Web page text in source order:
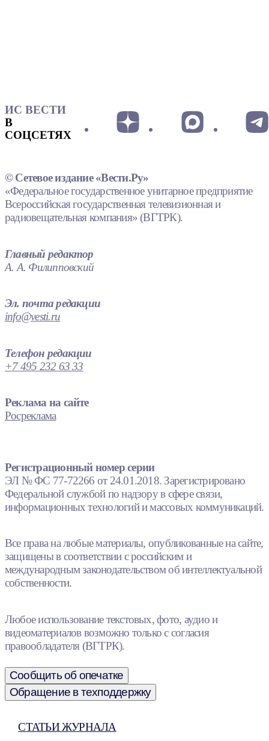
ИС ВЕСТИ
В
СОЦСЕТЯХ
© Сетевое издание «Вести.Ру»
«Федеральное государственное унитарное предприятие
Всероссийская государственная телевизионная и
радиовещательная компания» (ВГТРК).
Главный редактор
А. А. Филипповский
Эл. почта редакции
info@vesti.ru
Телефон редакции
+7 495 232 63 33
Реклама на сайте
Росреклама
Регистрационный номер серии
ЭЛ № ФС 77-72266 от 24.01.2018. Зарегистрировано
Федеральной службой по надзору в сфере связи,
информационных технологий и массовых коммуникаций.
Все права на любые материалы, опубликованные на сайте,
защищены в соответствии с российским и
международным законодательством об интеллектуальной
собственности.
Любое использование текстовых, фото, аудио и
видеоматериалов возможно только с согласия
правообладателя (ВГТРК).
Сообщить об опечатке
Обращение в техподдержку
СТАТЬИ ЖУРНАЛА